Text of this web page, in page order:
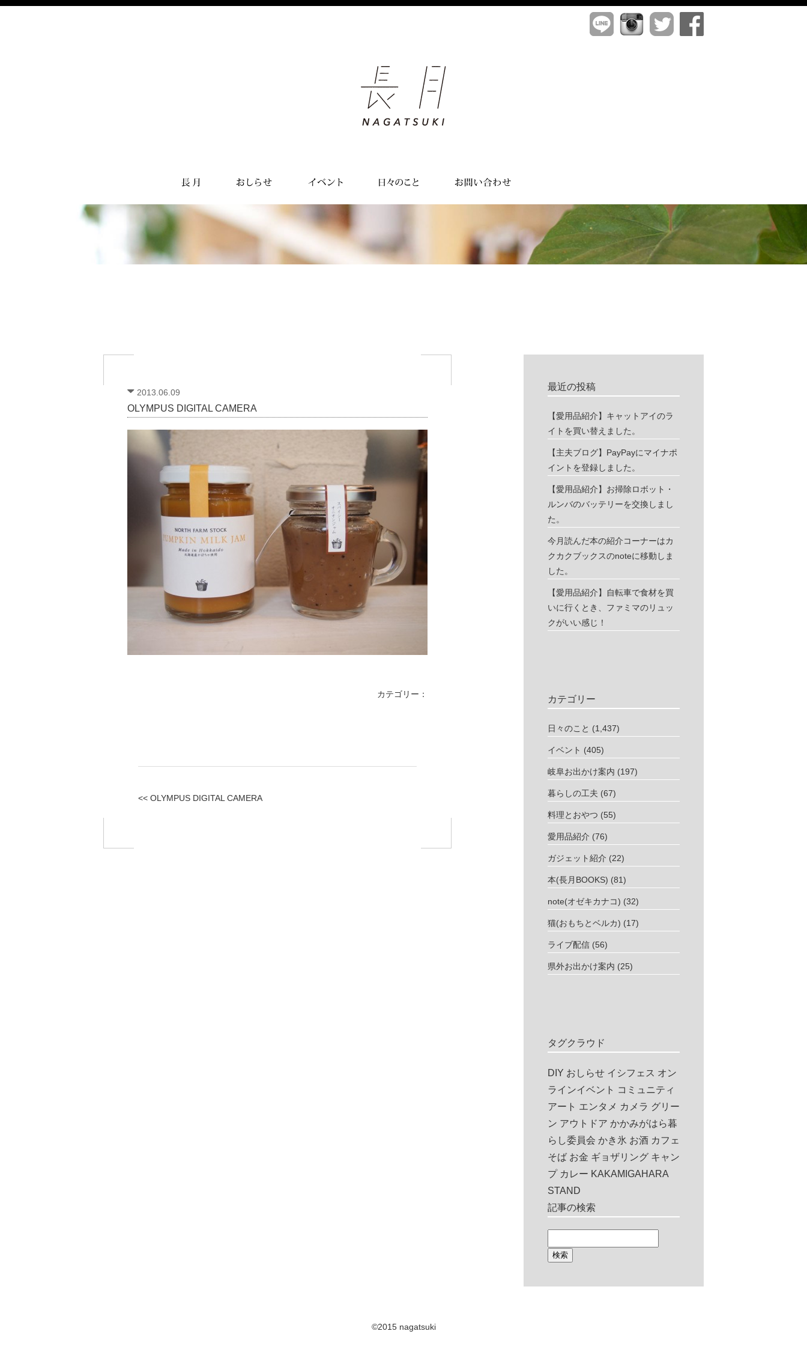
2013.06.09
OLYMPUS DIGITAL CAMERA
カテゴリー：
<< OLYMPUS DIGITAL CAMERA
最近の投稿
【愛用品紹介】キャットアイのラ
イトを買い替えました。
【主夫ブログ】PayPayにマイナポ
イントを登録しました。
【愛用品紹介】お掃除ロボット・
ルンバのバッテリーを交換しまし
た。
今月読んだ本の紹介コーナーはカ
クカクブックスのnoteに移動しま
した。
【愛用品紹介】自転車で食材を買
いに行くとき、ファミマのリュッ
クがいい感じ！
カテゴリー
日々のこと (1,437)
イベント (405)
岐阜お出かけ案内 (197)
暮らしの工夫 (67)
料理とおやつ (55)
愛用品紹介 (76)
ガジェット紹介 (22)
本(長月BOOKS) (81)
note(オゼキカナコ) (32)
猫(おもちとベルカ) (17)
ライブ配信 (56)
県外お出かけ案内 (25)
タグクラウド
DIY おしらせ イシフェス オン
ラインイベント コミュニティ
アート エンタメ カメラ グリー
ン アウトドア かかみがはら暮
らし委員会 かき氷 お酒 カフェ
そば お金 ギョザリング キャン
プ カレー KAKAMIGAHARA
STAND
記事の検索
©2015 nagatsuki